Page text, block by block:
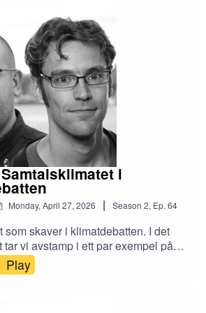
universitet)Bör vi ha en
(Berghs betraktelser)Alignment
You Wouldn’t Paperclip Me, Would
Law / Cosmos Institute)
i
Monday, April 27, 2026 | Season 2, Ep.64
som skaver i klimatdebatten. I det
tar vi avstamp i ett par exempel på
nyansera frågor om
möts av anklagelser om
Play